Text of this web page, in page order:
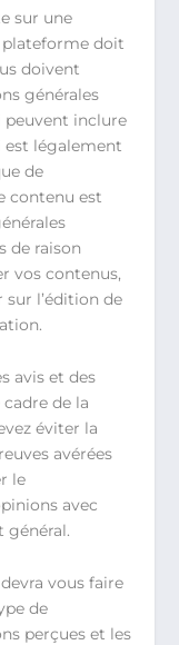
sur une
plateforme doit
doivent
générales
peuvent inclure
est légalement
de
contenu est
de raison
vos contenus,
sur l’édition de
avis et des
de la
éviter la
avérées
le
avec
général.
vous faire
de
perçues et les